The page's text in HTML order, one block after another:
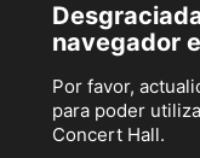
navegador
Por favor,
para poder
Concert Hall.